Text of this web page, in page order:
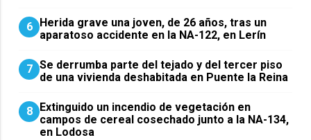
6 Herida grave una joven, de 26 años, tras un
aparatoso accidente en la NA-122, en Lerín
7 Se derrumba parte del tejado y del tercer piso
de una vivienda deshabitada en Puente la Reina
8 Extinguido un incendio de vegetación en
campos de cereal cosechado junto a la NA-134,
en Lodosa